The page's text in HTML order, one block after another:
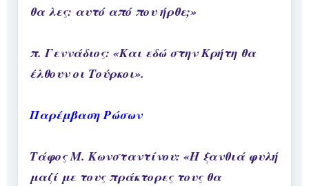
θα λες: αυτό από που ήρθε;»
π. Γεννάδιος: «Και εδώ στην Κρήτη θα
έλθουν οι Τούρκοι».
Παρέμβαση Ρώσων
Τάφος Μ. Κωνσταντίνου: «Η ξανθιά φυλή
μαζί με τους πράκτορες τους θα